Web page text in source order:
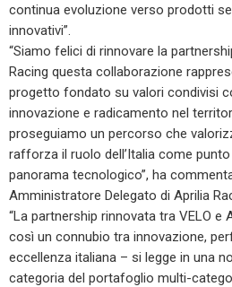
continua evoluzione verso prodotti
innovativi”.
“Siamo felici di rinnovare la
Racing questa collaborazione
progetto fondato su valori condivisi
innovazione e radicamento nel
proseguiamo un percorso che
rafforza il ruolo dell’Italia come
panorama tecnologico”, ha
Amministratore Delegato di Aprilia
“La partnership rinnovata tra VELO e
così un connubio tra innovazione,
eccellenza italiana – si legge in una
categoria del portafoglio multi-